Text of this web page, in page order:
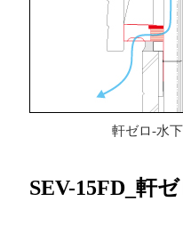
軒ゼロ-水
SEV-15FD_軒